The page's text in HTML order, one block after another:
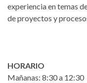
experiencia en temas
de proyectos y
HORARIO
Mañanas: 8:30 a 12:30